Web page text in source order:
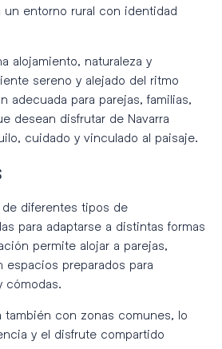
entorno rural con identidad
alojamiento, naturaleza y
sereno y alejado del ritmo
adecuada para parejas, familias,
desean disfrutar de Navarra
cuidado y vinculado al paisaje.
diferentes tipos de
para adaptarse a distintas formas
permite alojar a parejas,
espacios preparados para
cómodas.
también con zonas comunes, lo
y el disfrute compartido